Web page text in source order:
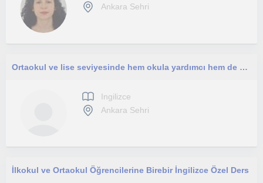
Ankara Sehri
Ortaokul ve lise seviyesinde hem okula yardımcı hem de sınavlara hazırlık olarak ortaokul ve lise öğrencilerine yönelik
Ingilizce
Ankara Sehri
İlkokul ve Ortaokul Öğrencilerine Birebir İngilizce Özel Ders